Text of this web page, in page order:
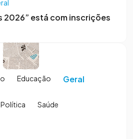
2026” está com inscrições
Educação Geral
Política Saúde